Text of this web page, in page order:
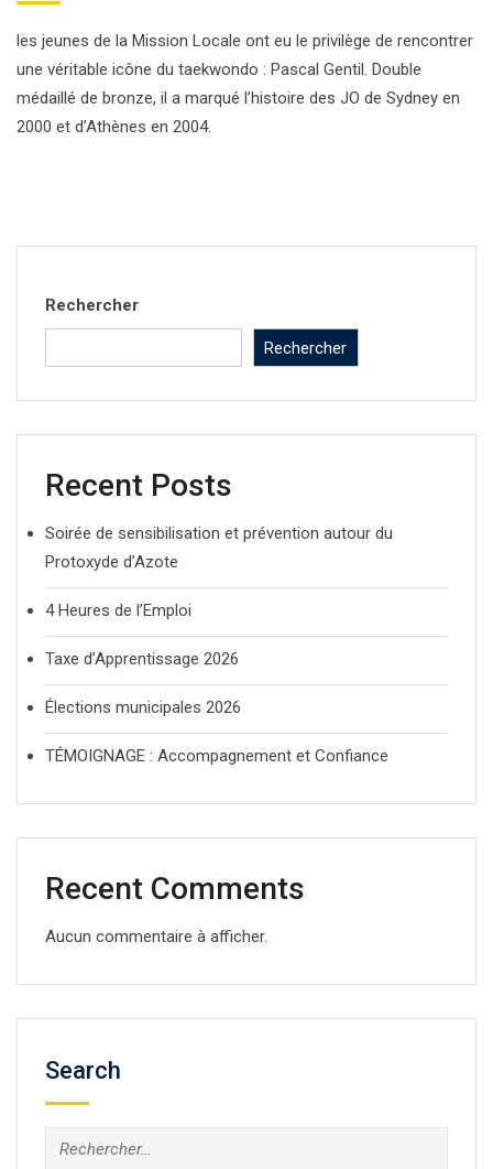
les jeunes de la Mission Locale ont eu le privilège de rencontrer
une véritable icône du taekwondo : Pascal Gentil. Double
médaillé de bronze, il a marqué l’histoire des JO de Sydney en
2000 et d’Athènes en 2004.
Rechercher
Rechercher
Recent Posts
Soirée de sensibilisation et prévention autour du
Protoxyde d’Azote
4 Heures de l’Emploi
Taxe d’Apprentissage 2026
Élections municipales 2026
TÉMOIGNAGE : Accompagnement et Confiance
Recent Comments
Aucun commentaire à afficher.
Search
Rechercher :